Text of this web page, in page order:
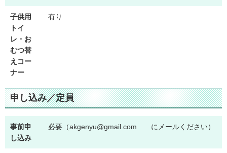
子供用
トイ
レ・お
むつ替
えコー
ナー
有り
申し込み／定員
事前申
し込み
必要（akgenyu@gmail.com にメールください）